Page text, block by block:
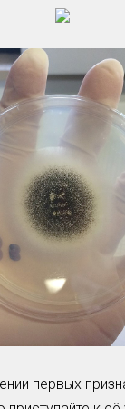
первых